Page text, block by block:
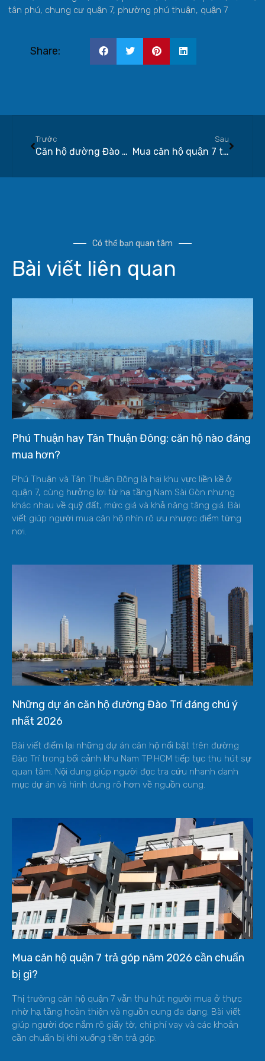
tân phú, chung cư quận 7, phường phú thuận, quận 7
Share:
Trước
Căn hộ đường Đào Trí có phù hợp mua để ở lâu dài?
Sau
Mua căn hộ quận 7 trả góp năm 2026 cần chuẩn bị gì?
Có thể bạn quan tâm
Bài viết liên quan
Phú Thuận hay Tân Thuận Đông: căn hộ nào đáng
mua hơn?
Phú Thuận và Tân Thuận Đông là hai khu vực liền kề ở
quận 7, cùng hưởng lợi từ hạ tầng Nam Sài Gòn nhưng
khác nhau về quỹ đất, mức giá và khả năng tăng giá. Bài
viết giúp người mua căn hộ nhìn rõ ưu nhược điểm từng
nơi.
Những dự án căn hộ đường Đào Trí đáng chú ý
nhất 2026
Bài viết điểm lại những dự án căn hộ nổi bật trên đường
Đào Trí trong bối cảnh khu Nam TP.HCM tiếp tục thu hút sự
quan tâm. Nội dung giúp người đọc tra cứu nhanh danh
mục dự án và hình dung rõ hơn về nguồn cung.
Mua căn hộ quận 7 trả góp năm 2026 cần chuẩn
bị gì?
Thị trường căn hộ quận 7 vẫn thu hút người mua ở thực
nhờ hạ tầng hoàn thiện và nguồn cung đa dạng. Bài viết
giúp người đọc nắm rõ giấy tờ, chi phí vay và các khoản
cần chuẩn bị khi xuống tiền trả góp.